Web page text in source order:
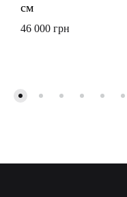
см
46 000 грн